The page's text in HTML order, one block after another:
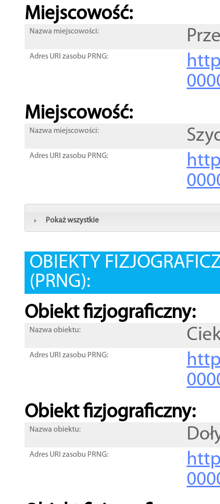
Miejscowość:
Nazwa miejscowości:
Adres URI zasobu PRNG:
Miejscowość:
Nazwa miejscowości:
Adres URI zasobu PRNG:
Pokaż wszystkie
OBIEKTY
(PRNG):
Obiekt fizjograficzny:
Nazwa obiektu:
Adres URI zasobu PRNG:
Obiekt fizjograficzny:
Nazwa obiektu:
Adres URI zasobu PRNG: